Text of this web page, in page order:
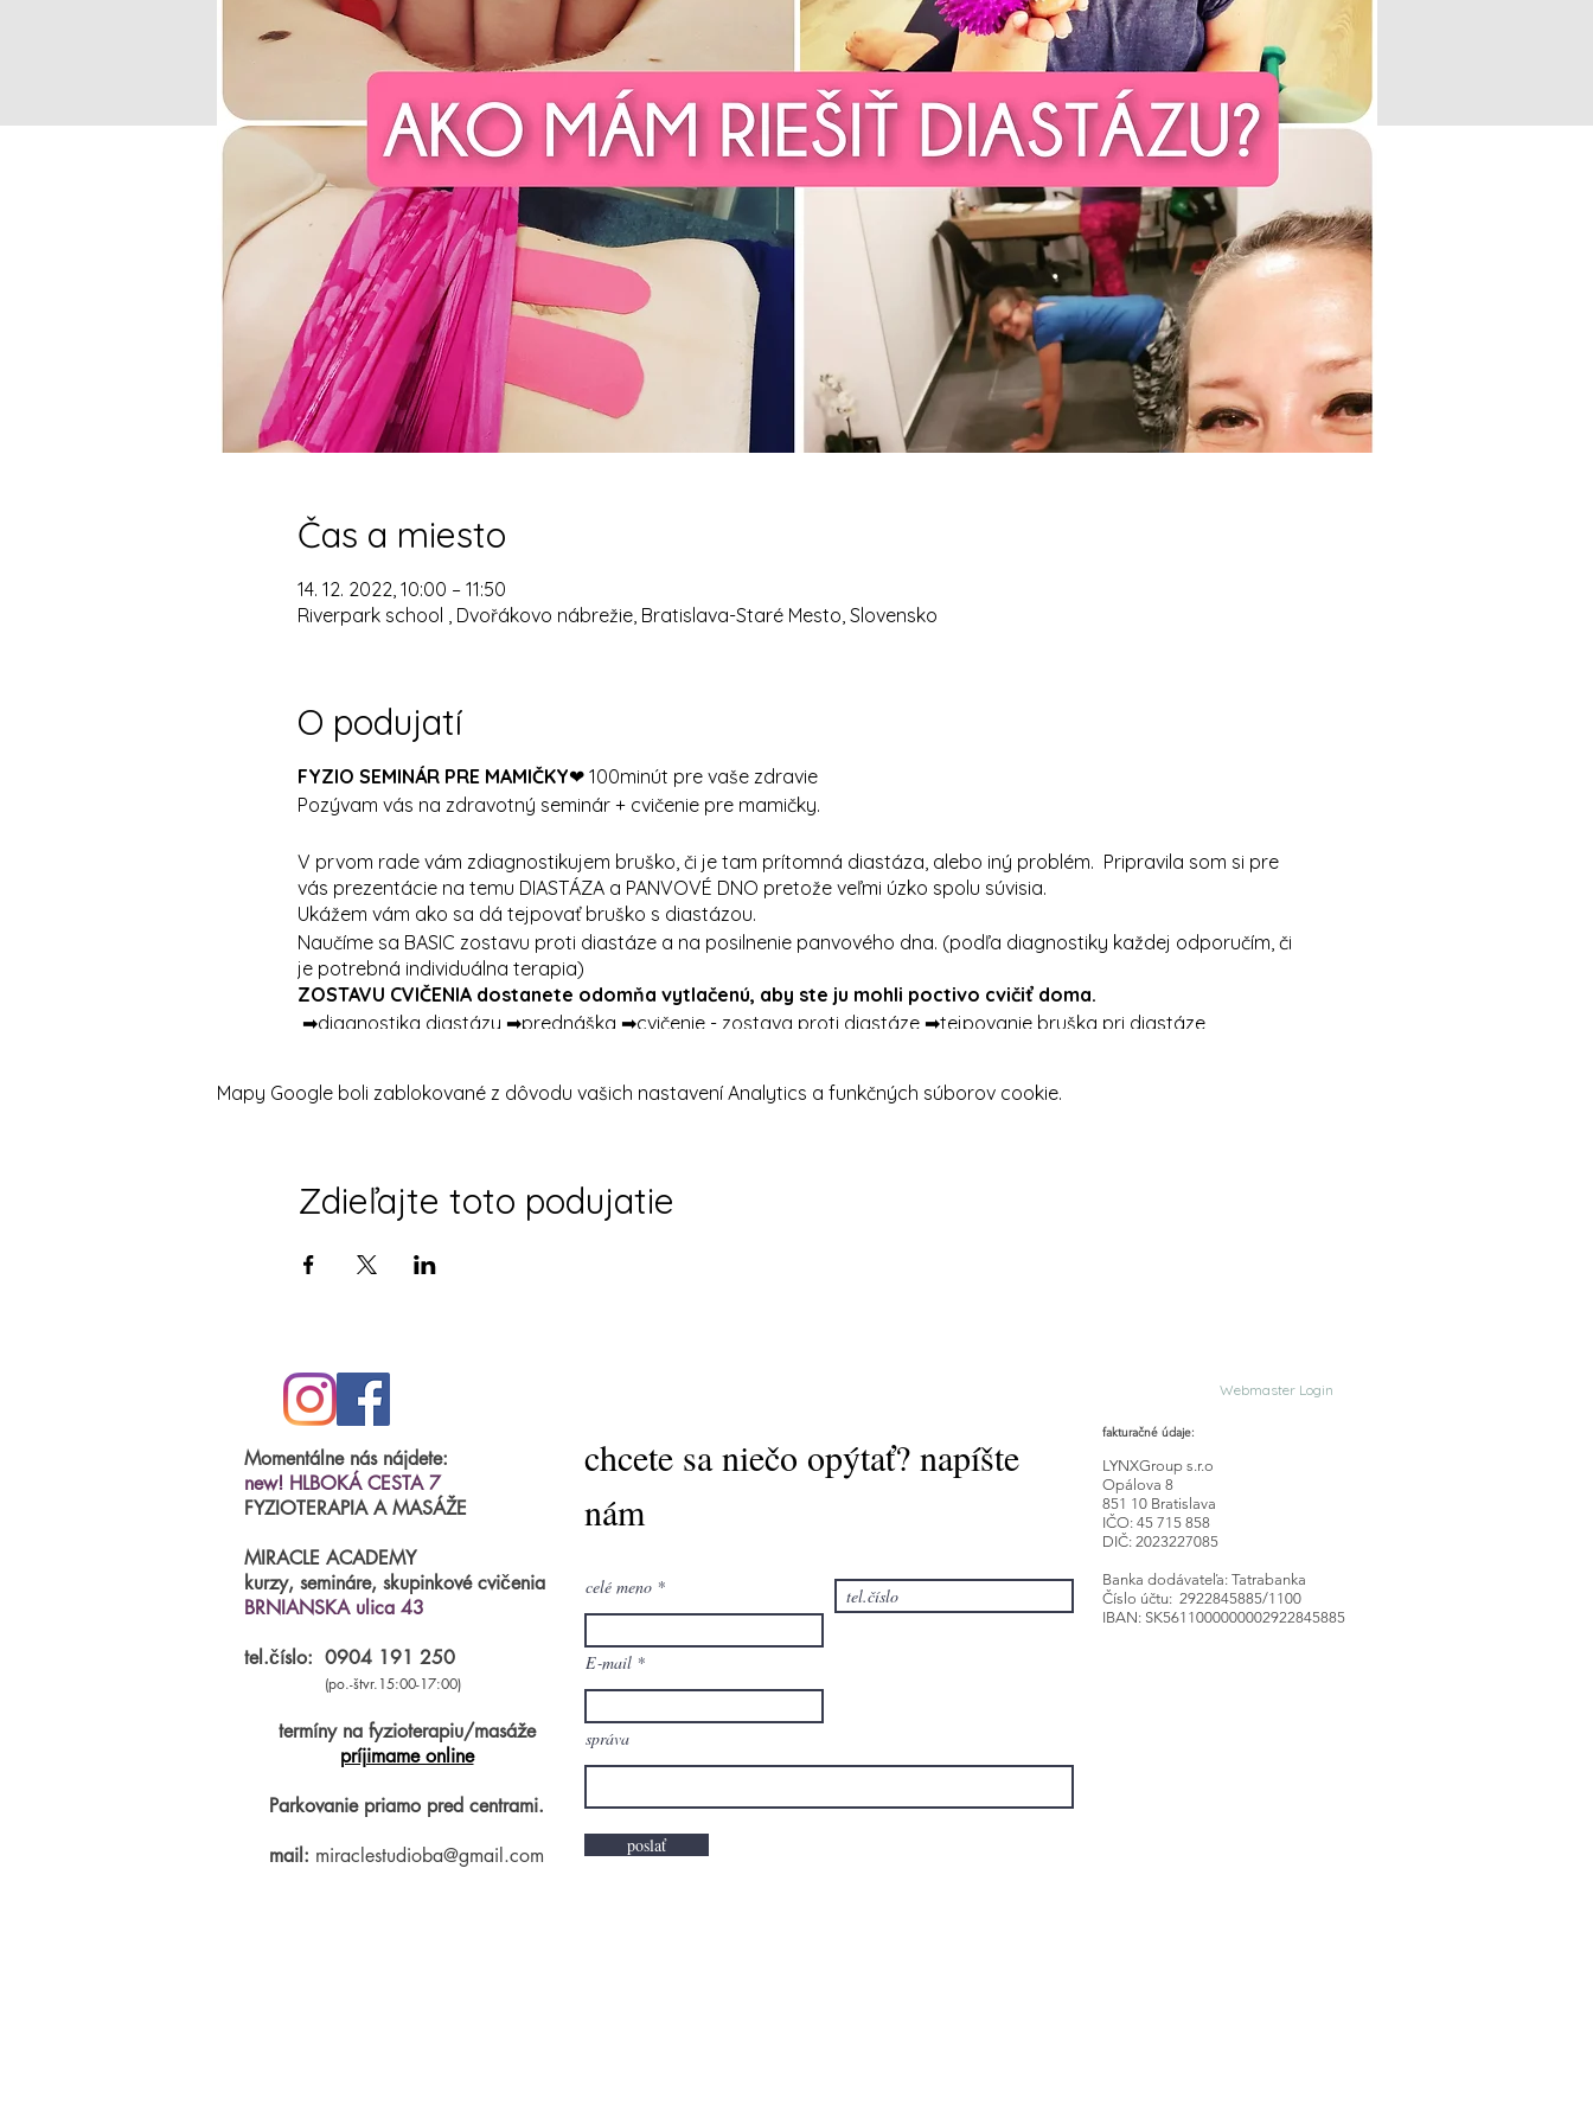
Čas a miesto
14. 12. 2022, 10:00 – 11:50
Riverpark school , Dvořákovo nábrežie, Bratislava-Staré Mesto, Slovensko
O podujatí
FYZIO SEMINÁR PRE MAMIČKY❤ 100minút pre vaše zdravie
Pozývam vás na zdravotný seminár + cvičenie pre mamičky.
V prvom rade vám zdiagnostikujem bruško, či je tam prítomná diastáza, alebo iný problém. Pripravila som si pre
vás prezentácie na temu DIASTÁZA a PANVOVÉ DNO pretože veľmi úzko spolu súvisia.
Ukážem vám ako sa dá tejpovať bruško s diastázou.
Naučíme sa BASIC zostavu proti diastáze a na posilnenie panvového dna. (podľa diagnostiky každej odporučím, či
je potrebná individuálna terapia)
ZOSTAVU CVIČENIA dostanete odomňa vytlačenú, aby ste ju mohli poctivo cvičiť doma.
➡diagnostika diastázy ➡prednáška ➡cvičenie - zostava proti diastáze ➡tejpovanie bruška pri diastáze
👉Kapacita semináru je 14 mamičiek.
Teším sa na vás a budem rada, keď dáte vedieť aj vašim priateľkám. Ďakujem 😘 Barbora - vaša fyzioterapeutka
☝️ KURZ JE URČENÝ PRE MAMINKY, NIE JE TO ŠKOLIACI KURZ PRE FYZIOTERAPEUTOV, ANI TRÉNEROV!!!
Mapy Google boli zablokované z dôvodu vašich nastavení Analytics a funkčných súborov cookie.
Zdieľajte toto podujatie
Momentálne nás nájdete:
new! HLBOKÁ CESTA 7
FYZIOTERAPIA A MASÁŽE
MIRACLE ACADEMY
kurzy, semináre, skupinkové cvičenia
BRNIANSKA ulica 43
tel.číslo: 0904 191 250
(po.-štvr.15:00-17:00)
termíny na fyzioterapiu/masáže
príjimame online
Parkovanie priamo pred centrami.
mail: miraclestudioba@gmail.com
chcete sa niečo opýtať? napíšte
nám
celé meno
E‑mail
správa
poslať
Webmaster Login
fakturačné údaje:
LYNXGroup s.r.o
Opálova 8
851 10 Bratislava
IČO: 45 715 858
DIČ: 2023227085
Banka dodávateľa: Tatrabanka
Číslo účtu: 2922845885/1100
IBAN: SK5611000000002922845885